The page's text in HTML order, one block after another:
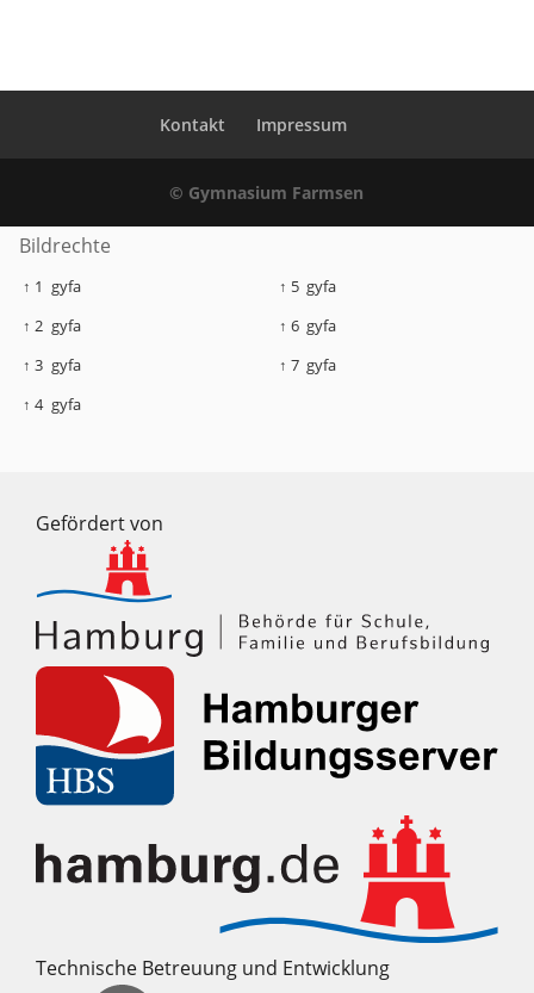
Kontakt Impressum
© Gymnasium Farmsen
Bildrechte
↑ 1 gyfa
↑ 2 gyfa
↑ 3 gyfa
↑ 4 gyfa
↑ 5 gyfa
↑ 6 gyfa
↑ 7 gyfa
Gefördert von
Technische Betreuung und Entwicklung